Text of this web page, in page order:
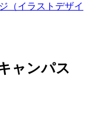
（イラストデザイ
ャンパス